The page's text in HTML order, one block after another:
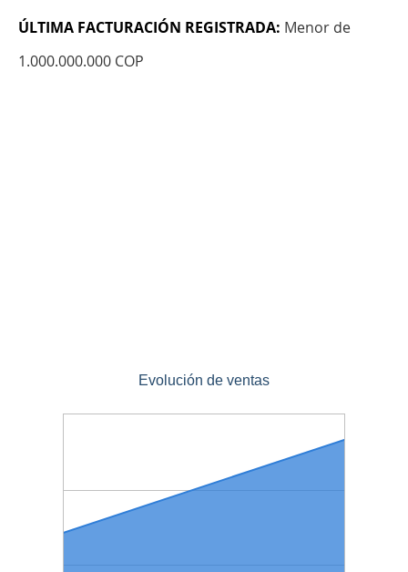
ÚLTIMA FACTURACIÓN REGISTRADA: Menor de
1.000.000.000 COP
Evolución de ventas